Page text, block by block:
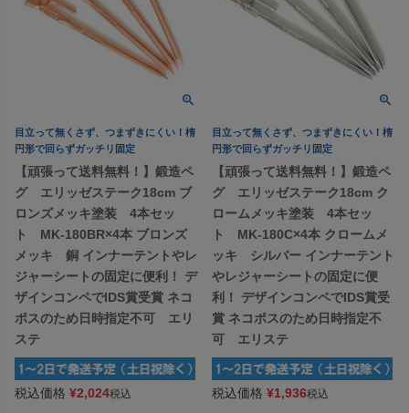
目立って無くさず、つまずきにくい！楕
円形で回らずガッチリ固定
【頑張って送料無料！】鍛造ペ
グ エリッゼステーク18cm ブ
ロンズメッキ塗装 4本セッ
ト MK-180BR×4本 ブロンズ
メッキ 銅 インナーテントやレ
ジャーシートの固定に便利！ デ
ザインコンペでIDS賞受賞 ネコ
ポスのため日時指定不可 エリ
ステ
税込価格 ¥2,024税込
目立って無くさず、つまずきにくい！楕
円形で回らずガッチリ固定
【頑張って送料無料！】鍛造ペ
グ エリッゼステーク18cm ク
ロームメッキ塗装 4本セッ
ト MK-180C×4本 クロームメ
ッキ シルバー インナーテント
やレジャーシートの固定に便
利！ デザインコンペでIDS賞受
賞 ネコポスのため日時指定不
可 エリステ
税込価格 ¥1,936税込